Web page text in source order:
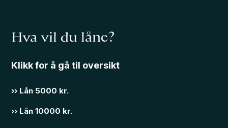
Hva vil du låne?
Klikk for å gå til oversikt
›› Lån 5000 kr.
›› Lån 10000 kr.